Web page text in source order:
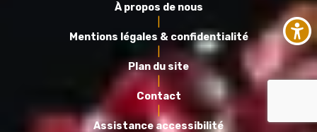
À propos de nous
Mentions légales & confidentialité
Plan du site
|
Contact
|
Assistance accessibilité